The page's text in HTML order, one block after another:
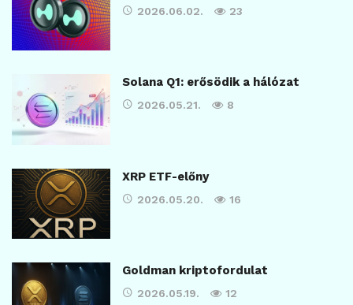
2026.06.02. 23
Solana Q1: erősödik a hálózat
2026.05.21. 8
XRP ETF-előny
2026.05.20. 16
Goldman kriptofordulat
2026.05.19. 12